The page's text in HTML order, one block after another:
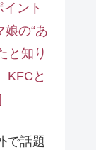
ント
娘の“あ
と知り
KFCと
で話題